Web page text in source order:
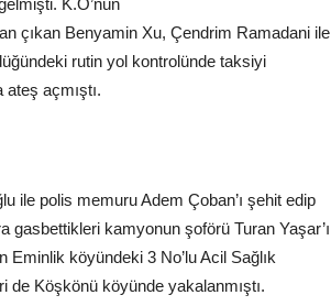
K.Ö’nün
çıkan Benyamin Xu, Çendrim Ramadani ile
rutin yol kontrolünde taksiyi
açmıştı.
ile polis memuru Adem Çoban’ı şehit edip
kamyonun şoförü Turan Yaşar’ı
Eminlik köyündeki 3 No’lu Acil Sağlık
de Köşkönü köyünde yakalanmıştı.